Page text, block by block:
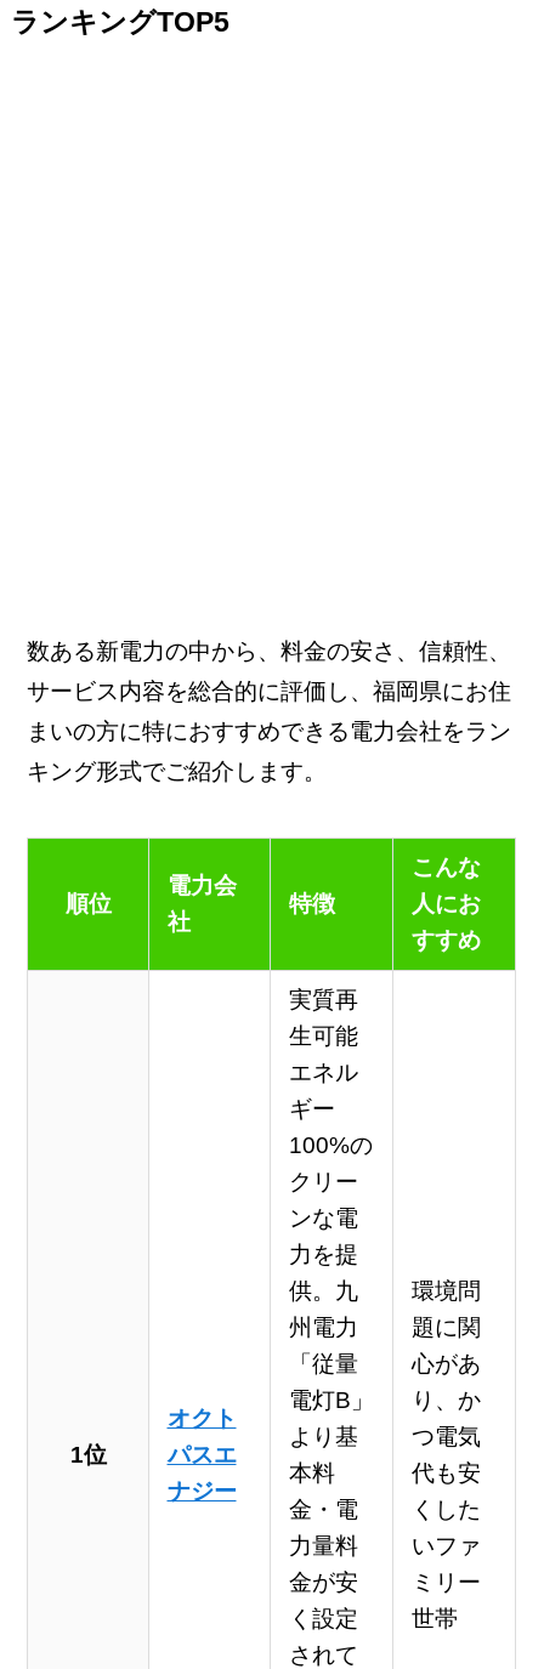
ランキングTOP5
数ある新電力の中から、料金の安さ、信頼性、
サービス内容を総合的に評価し、福岡県にお住
まいの方に特におすすめできる電力会社をラン
キング形式でご紹介します。
順位
電力会
社
特徴
こんな
人にお
すすめ
1位
オクト
パスエ
ナジー
実質再
生可能
エネル
ギー
100%の
クリー
ンな電
力を提
供。九
州電力
「従量
電灯B」
より基
本料
金・電
力量料
金が安
く設定
されて
環境問
題に関
心があ
り、か
つ電気
代も安
くした
いファ
ミリー
世帯